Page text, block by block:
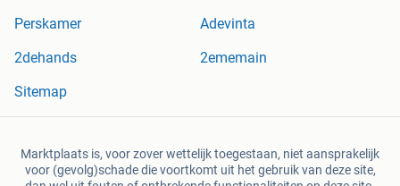
Perskamer
Adevinta
2dehands
2ememain
Sitemap
Marktplaats is, voor zover wettelijk toegestaan, niet aansprakelijk
voor (gevolg)schade die voortkomt uit het gebruik van deze site,